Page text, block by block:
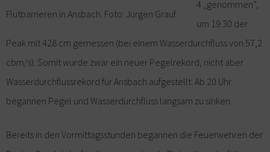
Flutbarrieren in Ansbach. Foto: Jürgen Grauf
4 „genommen“,
um 19.30 der
Peak mit 428 cm gemessen (bei einem Wasserdurchfluss von 57,2
cbm/s). Somit wurde zwar ein neuer Pegelrekord, nicht aber
Wasserdurchflussrekord für Ansbach aufgestellt. Ab 20 Uhr
begannen Pegel und Wasserdurchfluss langsam zu sinken.
Bereits in den Vormittagsstunden begannen die Feuerwehren der